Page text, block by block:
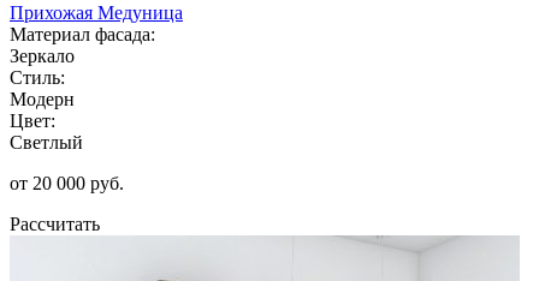
Прихожая Медуница
Материал фасада:
Зеркало
Стиль:
Модерн
Цвет:
Светлый
от 20 000 руб.
Рассчитать